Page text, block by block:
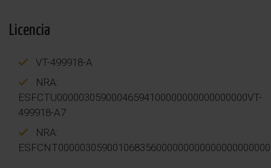
Licencia
VT-499918-A
NRA:
ESFCTU00000305900046594100000000000000000VT-
499918-A7
NRA: